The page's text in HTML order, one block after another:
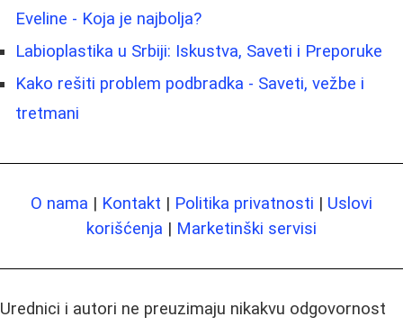
Eveline - Koja je najbolja?
Labioplastika u Srbiji: Iskustva, Saveti i Preporuke
Kako rešiti problem podbradka - Saveti, vežbe i
tretmani
O nama | Kontakt | Politika privatnosti | Uslovi
korišćenja | Marketinški servisi
Urednici i autori ne preuzimaju nikakvu odgovornost